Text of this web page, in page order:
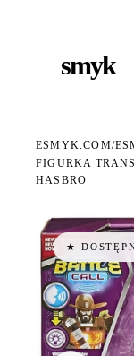
smyk
ESMYK.COM/
FIGURKA
HASBRO
★